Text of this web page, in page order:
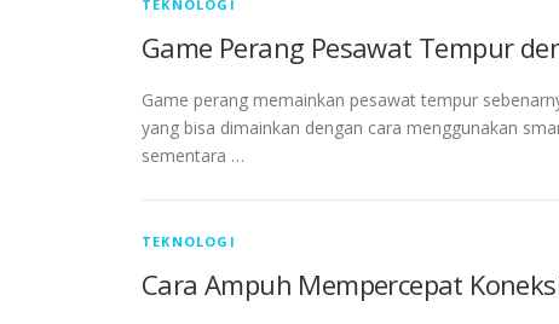
TEKNOLOGI
Game Perang Pesawat Tempur
Game perang memainkan pesawat tempur
yang bisa dimainkan dengan cara menggunakan
sementara …
TEKNOLOGI
Cara Ampuh Mempercepat